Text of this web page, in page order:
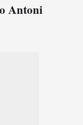
Antoni